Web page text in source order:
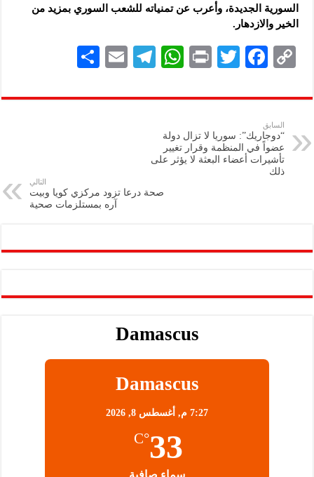
السورية الجديدة، وأعرب عن تمنياته للشعب السوري بمزيد من
الخير والازدهار.
C
p
y
Li
n
F
eb
k
T
tt
P
nt
W
at
p
p
Te
gr
E
ai
ar
السابق
“دوجاريك”: سوريا لا تزال دولة
عضواً في المنظمة وقرار تغيير
تأشيرات أعضاء البعثة لا يؤثر على
ذلك
التالي
صحة درعا تزود مركزي كويا وبيت
آره بمستلزمات صحية
Damascus
Damascus
7:27 م, أغسطس 8, 2026
33
°C
سماء صافية